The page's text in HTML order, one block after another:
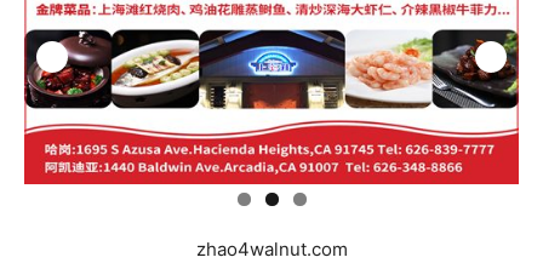
zhao4walnut.com